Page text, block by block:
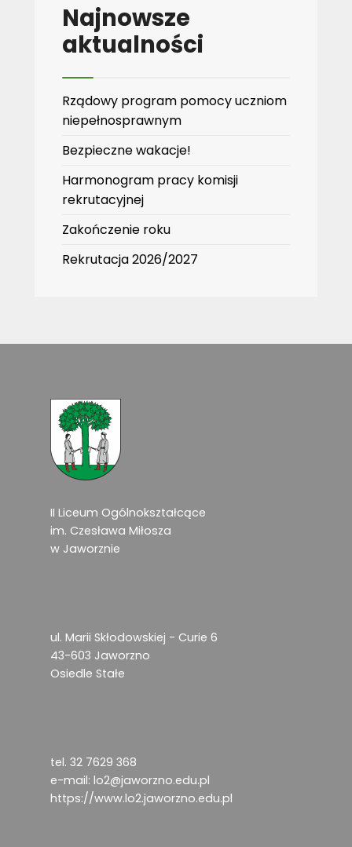
Najnowsze
aktualności
Rządowy program pomocy uczniom
niepełnosprawnym
Bezpieczne wakacje!
Harmonogram pracy komisji
rekrutacyjnej
Zakończenie roku
Rekrutacja 2026/2027
II Liceum Ogólnokształcące
im. Czesława Miłosza
w Jaworznie
ul. Marii Skłodowskiej - Curie 6
43-603 Jaworzno
Osiedle Stałe
tel. 32 7629 368
e-mail: lo2@jaworzno.edu.pl
https://www.lo2.jaworzno.edu.pl